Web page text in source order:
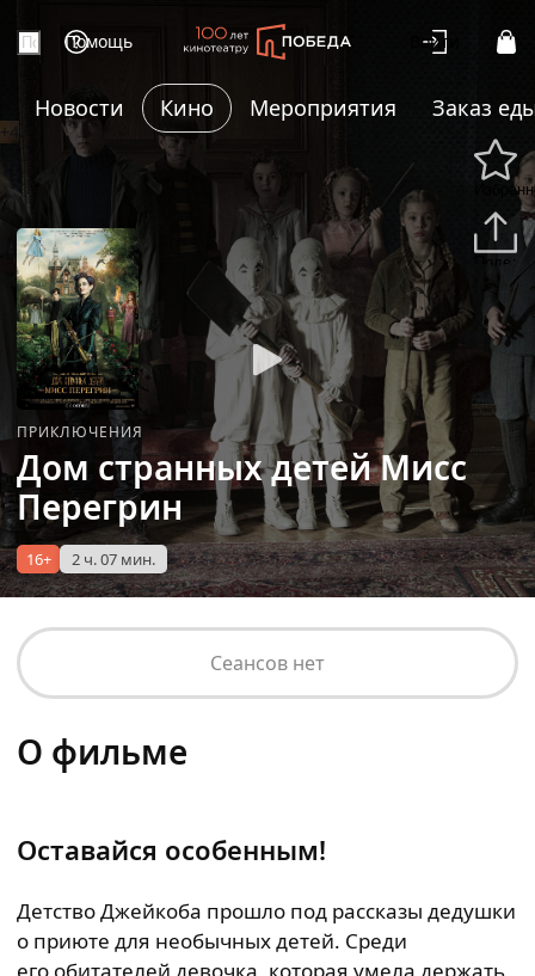
Помощь Войти
Новости Кино Мероприятия Заказ
+4
ПРИКЛЮЧЕНИЯ
Дом странных детей Мисс
Перегрин
16+ 2 ч. 07 мин.
Сеансов нет
О фильме
Оставайся особенным!
Детство Джейкоба прошло под рассказы дедушки
о приюте для необычных детей. Среди